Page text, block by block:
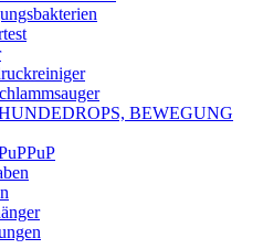
BEWEGUNG